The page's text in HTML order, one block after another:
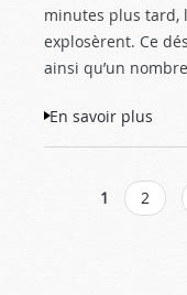
minutes plus tard,
explosèrent. Ce
ainsi qu’un
En savoir plus
PAGES
1 2